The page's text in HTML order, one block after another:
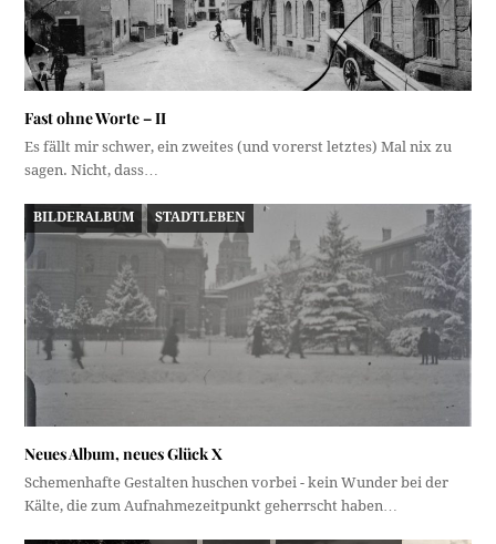
Fast ohne Worte – II
Es fällt mir schwer, ein zweites (und vorerst letztes) Mal nix zu
sagen. Nicht, dass…
BILDERALBUM STADTLEBEN
Neues Album, neues Glück X
Schemenhafte Gestalten huschen vorbei - kein Wunder bei der
Kälte, die zum Aufnahmezeitpunkt geherrscht haben…